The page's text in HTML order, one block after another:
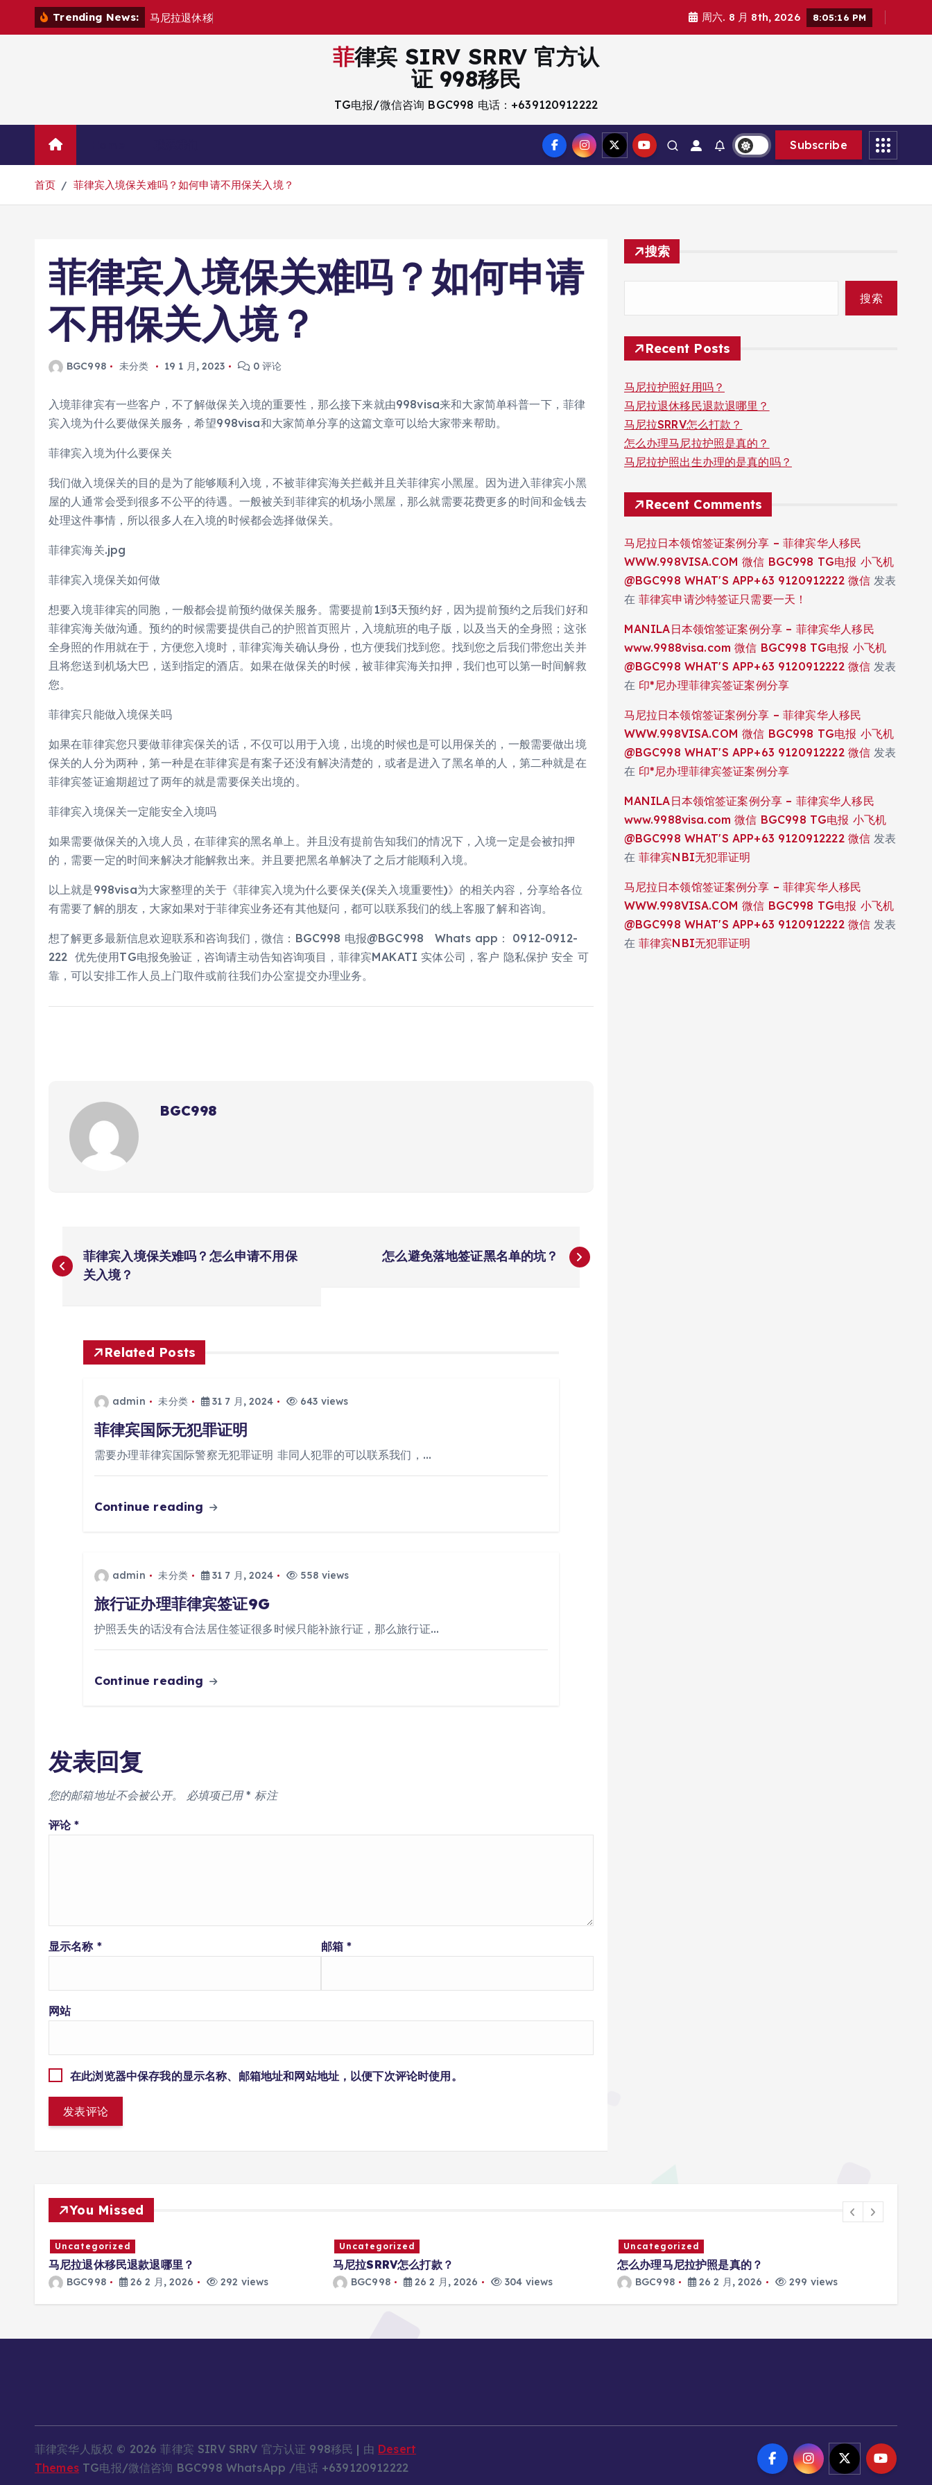
Trending News: 马 尼拉退休移 周六. 8 月 8th, 2026 8:05:17 PM
菲律宾 SIRV SRRV 官方认
证 998移民
TG电报/微信咨询 BGC998 电话：+639120912222
Subscribe
首页 菲律宾入境保关难吗？如何申请不用保关入境？
菲律宾入境保关难吗？如何申请
不用保关入境？
BGC998 未分类 19 1 月, 2023 0 评论
入境菲律宾有一些客户，不了解做保关入境的重要性，那么接下来就由998visa来和大家简单科普一下，菲律
宾入境为什么要做保关服务，希望998visa和大家简单分享的这篇文章可以给大家带来帮助。
菲律宾入境为什么要保关
我们做入境保关的目的是为了能够顺利入境，不被菲律宾海关拦截并且关菲律宾小黑屋。因为进入菲律宾小黑
屋的人通常会受到很多不公平的待遇。一般被关到菲律宾的机场小黑屋，那么就需要花费更多的时间和金钱去
处理这件事情，所以很多人在入境的时候都会选择做保关。
菲律宾海关.jpg
菲律宾入境保关如何做
想要入境菲律宾的同胞，一般都会提前预约做保关服务。需要提前1到3天预约好，因为提前预约之后我们好和
菲律宾海关做沟通。预约的时候需要提供自己的护照首页照片，入境航班的电子版，以及当天的全身照；这张
全身照的作用就在于，方便您入境时，菲律宾海关确认身份，也方便我们找到您。找到您之后我们带您出关并
且将您送到机场大巴，送到指定的酒店。如果在做保关的时候，被菲律宾海关扣押，我们也可以第一时间解救
您。
菲律宾只能做入境保关吗
如果在菲律宾您只要做菲律宾保关的话，不仅可以用于入境，出境的时候也是可以用保关的，一般需要做出境
保关的人分为两种，第一种是在菲律宾是有案子还没有解决清楚的，或者是进入了黑名单的人，第二种就是在
菲律宾签证逾期超过了两年的就是需要保关出境的。
菲律宾入境保关一定能安全入境吗
如果需要做保关的入境人员，在菲律宾的黑名单上。并且没有提前告知我们的情况下，入境一定是会被扣押
的，需要一定的时间来解决才能解救出来。并且要把黑名单解决了之后才能顺利入境。
以上就是998visa为大家整理的关于《菲律宾入境为什么要保关(保关入境重要性)》的相关内容，分享给各位
有需要了解的朋友，大家如果对于菲律宾业务还有其他疑问，都可以联系我们的线上客服了解和咨询。
想了解更多最新信息欢迎联系和咨询我们，微信：BGC998 电报@BGC998 Whats app： 0912-0912-
222 优先使用TG电报免验证，咨询请主动告知咨询项目，菲律宾MAKATI 实体公司，客户 隐私保护 安全 可
靠，可以安排工作人员上门取件或前往我们办公室提交办理业务。
BGC998
文
章
菲律宾入境保关难吗？怎么申请不用保
关入境？
怎么避免落地签证黑名单的坑？
Related Posts
admin 未分类 31 7 月, 2024 643 views
菲律宾国际无犯罪证明
需要办理菲律宾国际警察无犯罪证明 非同人犯罪的可以联系我们，…
Continue reading
admin 未分类 31 7 月, 2024 558 views
旅行证办理菲律宾签证9G
护照丢失的话没有合法居住签证很多时候只能补旅行证，那么旅行证…
Continue reading
发表回复
您的邮箱地址不会被公开。 必填项已用* 标注
评论*
显示名称 * 邮箱*
网站
在此浏览器中保存我的显示名称、邮箱地址和网站地址，以便下次评论时使用。
搜索
搜索
Recent Posts
马尼拉护照好用吗？
马尼拉退休移民退款退哪里？
马尼拉SRRV怎么打款？
怎么办理马尼拉护照是真的？
马尼拉护照出生办理的是真的吗？
Recent Comments
马尼拉日本领馆签证案例分享 – 菲律宾华人移民
WWW.998VISA.COM 微信 BGC998 TG电报 小飞机
@BGC998 WHAT'S APP+63 9120912222 微信 发表
在 菲律宾申请沙特签证只需要一天！
MANILA日本领馆签证案例分享 – 菲律宾华人移民
www.9988visa.com 微信 BGC998 TG电报 小飞机
@BGC998 WHAT'S APP+63 9120912222 微信 发表
在 印*尼办理菲律宾签证案例分享
马尼拉日本领馆签证案例分享 – 菲律宾华人移民
WWW.998VISA.COM 微信 BGC998 TG电报 小飞机
@BGC998 WHAT'S APP+63 9120912222 微信 发表
在 印*尼办理菲律宾签证案例分享
MANILA日本领馆签证案例分享 – 菲律宾华人移民
www.9988visa.com 微信 BGC998 TG电报 小飞机
@BGC998 WHAT'S APP+63 9120912222 微信 发表
在 菲律宾NBI无犯罪证明
马尼拉日本领馆签证案例分享 – 菲律宾华人移民
WWW.998VISA.COM 微信 BGC998 TG电报 小飞机
@BGC998 WHAT'S APP+63 9120912222 微信 发表
在 菲律宾NBI无犯罪证明
You Missed
Uncategorized
马尼拉退休移民退款退哪里？
BGC998 26 2 月, 2026 292 views
Uncategorized
马尼拉SRRV怎么打款？
BGC998 26 2 月, 2026 304 views
Uncategorized
怎么办理马尼拉护照是真的？
BGC998 26 2 月, 2026 299 views
菲律宾华人版权 © 2026 菲律宾 SIRV SRRV 官方认证 998移民 | 由 Desert
ThemesTG电报/微信咨询 BGC998 WhatsApp /电话 +639120912222